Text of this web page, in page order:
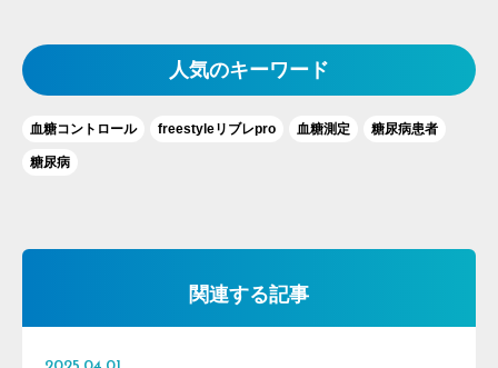
人気のキーワード
血糖コントロール freestyleリブレpro 血糖測定 糖尿病患者
糖尿病
関連する記事